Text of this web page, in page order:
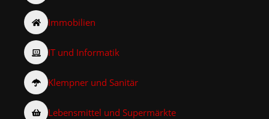
Immobilien
IT und Informatik
Klempner und Sanitär
Lebensmittel und Supermärkte